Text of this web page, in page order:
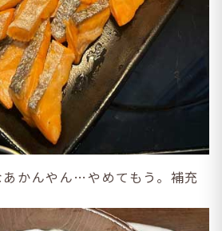
かんやん…やめてもう。補充